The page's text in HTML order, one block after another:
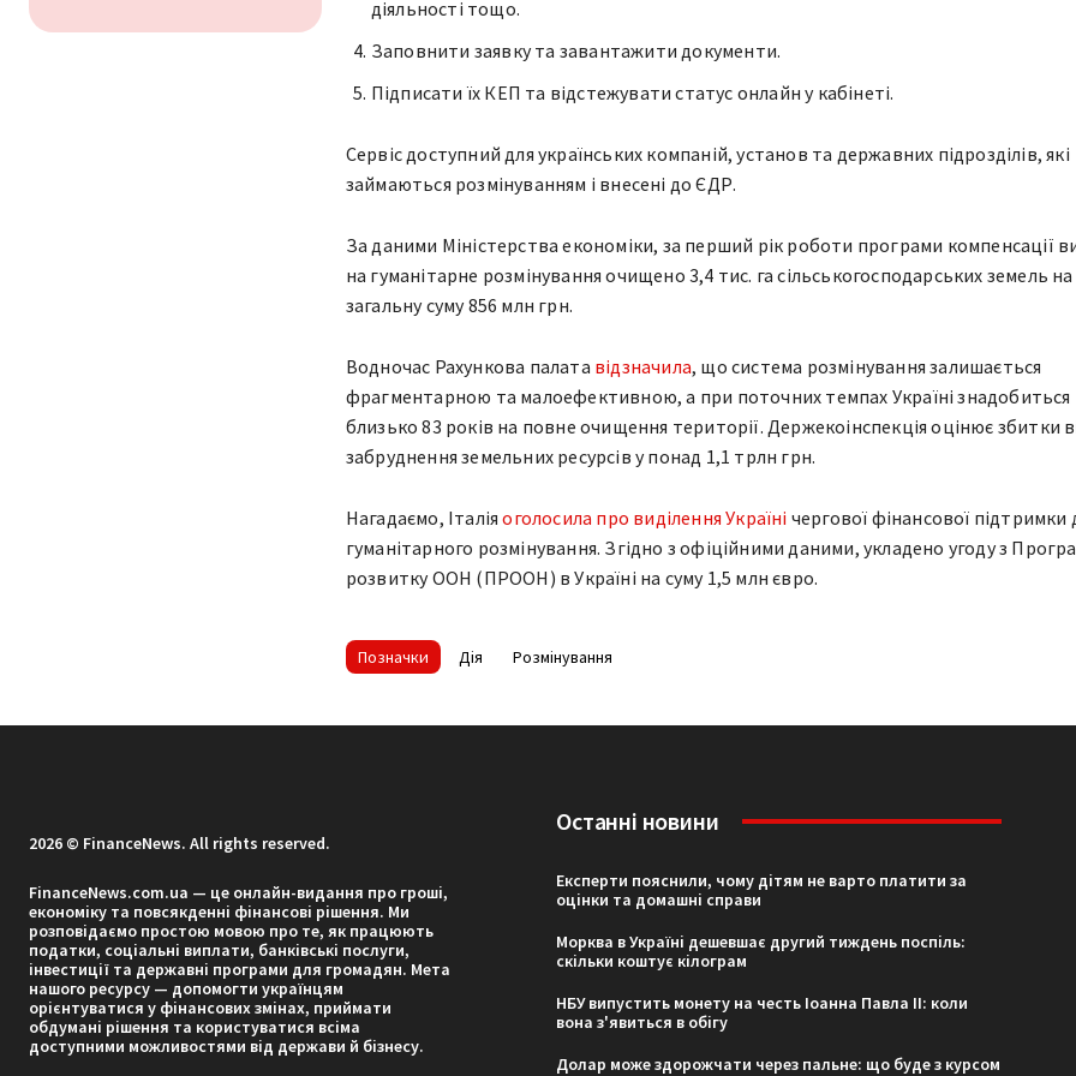
діяльності тощо.
Заповнити заявку та завантажити документи.
Підписати їх КЕП та відстежувати статус онлайн у кабінеті.
Сервіс доступний для українських компаній, установ та державних підрозділів, які
займаються розмінуванням і внесені до ЄДР.
За даними Міністерства економіки, за перший рік роботи програми компенсації
на гуманітарне розмінування очищено 3,4 тис. га сільськогосподарських земель на
загальну суму 856 млн грн.
Водночас Рахункова палата відзначила, що система розмінування залишається
фрагментарною та малоефективною, а при поточних темпах Україні знадобиться
близько 83 років на повне очищення території. Держекоінспекція оцінює збитки
забруднення земельних ресурсів у понад 1,1 трлн грн.
Нагадаємо, Італіяоголосила про виділення Україні чергової фінансової підтримки
гуманітарного розмінування. Згідно з офіційними даними, укладено угоду з
розвитку ООН (ПРООН) в Україні на суму 1,5 млн євро.
Позначки Дія Розмінування
2026 © FinanceNews. All rights reserved.
FinanceNews.com.ua — це онлайн-видання про гроші,
економіку та повсякденні фінансові рішення. Ми
розповідаємо простою мовою про те, як працюють
податки, соціальні виплати, банківські послуги,
інвестиції та державні програми для громадян. Мета
нашого ресурсу — допомогти українцям
орієнтуватися у фінансових змінах, приймати
обдумані рішення та користуватися всіма
доступними можливостями від держави й бізнесу.
Останні новини
Експерти пояснили, чому дітям не варто платити за
оцінки та домашні справи
Морква в Україні дешевшає другий тиждень поспіль:
скільки коштує кілограм
НБУ випустить монету на честь Іоанна Павла II: коли
вона з'явиться в обігу
Долар може здорожчати через пальне: що буде з курсом